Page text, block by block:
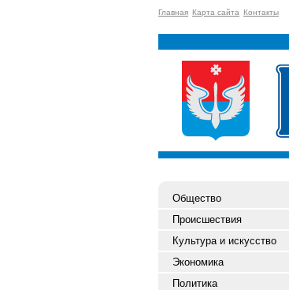
Главная Карта сайта Контакты
Общество
Происшествия
Культура и искусство
Экономика
Политика